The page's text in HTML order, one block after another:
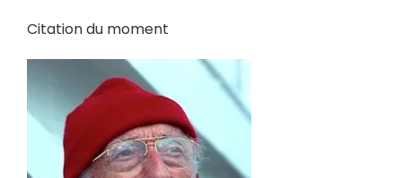
Citation du moment